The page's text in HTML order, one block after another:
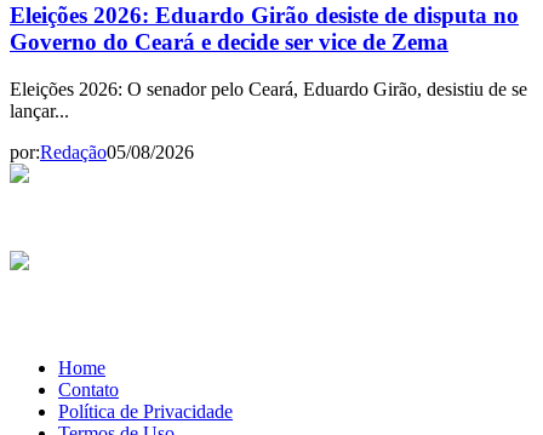
Eleições 2026: Eduardo Girão desiste de disputa no
Governo do Ceará e decide ser vice de Zema
Eleições 2026: O senador pelo Ceará, Eduardo Girão, desistiu de se
lançar...
por:Redação05/08/2026
Home
Contato
Política de Privacidade